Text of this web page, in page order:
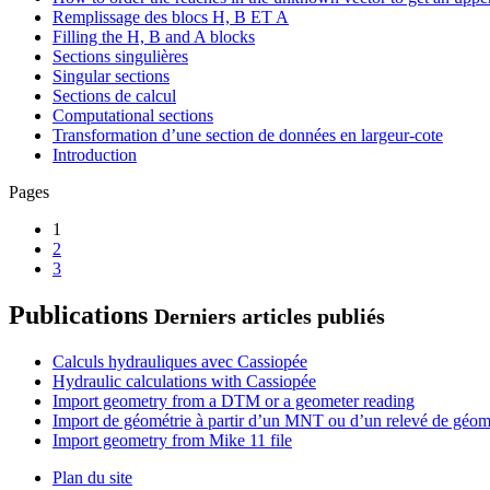
Remplissage des blocs H, B ET A
Filling the H, B and A blocks
Sections singulières
Singular sections
Sections de calcul
Computational sections
Transformation d’une section de données en largeur-cote
Introduction
Pages
1
2
3
Publications Derniers articles publiés
Calculs hydrauliques avec Cassiopée
Hydraulic calculations with Cassiopée
Import geometry from a DTM or a geometer reading
Import de géométrie à partir d’un MNT ou d’un relevé de
Import geometry from Mike 11 file
Plan du site